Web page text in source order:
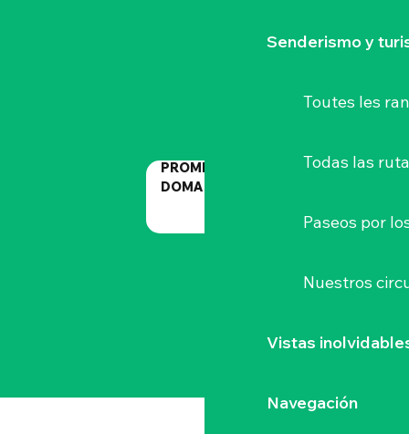
Senderismo y
Toutes les
Todas las
Paseos por
Nuestros
Vistas
Navegación
PROMENADE MUSÉE AU
DOMAINE DÉPARTEMENTAL DE